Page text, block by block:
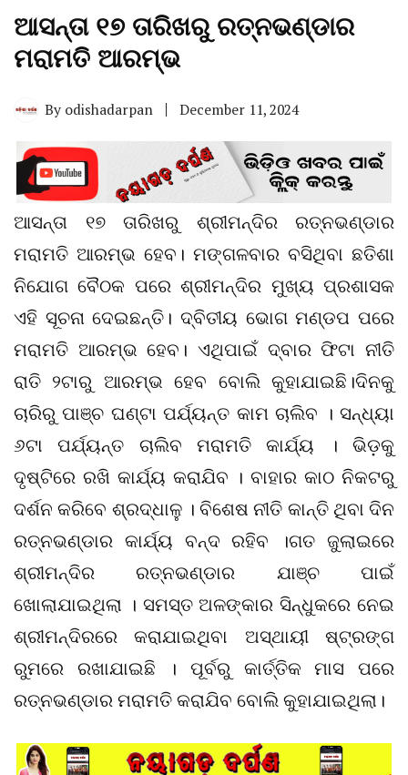
ଆସନ୍ତା ୧୭ ତାରିଖରୁ ରତ୍ନଭଣ୍ଡାର
ମରାମତି ଆରମ୍ଭ
By odishadarpan December 11, 2024
ଆସନ୍ତା ୧୭ ତାରିଖରୁ ଶ୍ରୀମନ୍ଦିର ରତ୍ନଭଣ୍ଡାର
ମରାମତି ଆରମ୍ଭ ହେବ। ମଙ୍ଗଳବାର ବସିଥିବା ଛତିଶା
ନିଯୋଗ ବୈଠକ ପରେ ଶ୍ରୀମନ୍ଦିର ମୁଖ୍ୟ ପ୍ରଶାସକ
ଏହି ସୂଚନା ଦେଇଛନ୍ତି। ଦ୍ବିତୀୟ ଭୋଗ ମଣ୍ଡପ ପରେ
ମରାମତି ଆରମ୍ଭ ହେବ। ଏଥିପାଇଁ ଦ୍ବାର ଫିଟା ନୀତି
ରାତି ୨ଟାରୁ ଆରମ୍ଭ ହେବ ବୋଲି କୁହାଯାଇଛି।ଦିନକୁ
ଚାରିରୁ ପାଞ୍ଚ ଘଣ୍ଟା ପର୍ଯ୍ୟନ୍ତ କାମ ଚାଲିବ । ସନ୍ଧ୍ୟା
୬ଟା ପର୍ଯ୍ୟନ୍ତ ଚାଲିବ ମରାମତି କାର୍ଯ୍ୟ । ଭିଡ଼କୁ
ଦୃଷ୍ଟିରେ ରଖି କାର୍ଯ୍ୟ କରାଯିବ । ବାହାର କାଠ ନିକଟରୁ
ଦର୍ଶନ କରିବେ ଶ୍ରଦ୍ଧାଳୁ । ବିଶେଷ ନୀତି କାନ୍ତି ଥିବା ଦିନ
ରତ୍ନଭଣ୍ଡାର କାର୍ଯ୍ୟ ବନ୍ଦ ରହିବ ।ଗତ ଜୁଲାଇରେ
ଶ୍ରୀମନ୍ଦିର ରତ୍ନଭଣ୍ଡାର ଯାଞ୍ଚ ପାଇଁ
ଖୋଲାଯାଇଥିଲା । ସମସ୍ତ ଅଳଙ୍କାର ସିନ୍ଧୁକରେ ନେଇ
ଶ୍ରୀମନ୍ଦିରରେ କରାଯାଇଥିବା ଅସ୍ଥାୟୀ ଷ୍ଟ୍ରଙ୍ଗ
ରୁମରେ ରଖାଯାଇଛି । ପୂର୍ବରୁ କାର୍ତ୍ତିକ ମାସ ପରେ
ରତ୍ନଭଣ୍ଡାର ମରାମତି କରାଯିବ ବୋଲି କୁହାଯାଇଥିଲା।